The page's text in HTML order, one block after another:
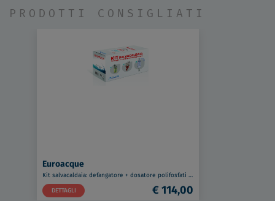
PRODOTTI CONSIGLIATI
Euroacque
Kit salvacaldaia: defangatore + dosatore polifosfati + neutralizzatore condensa codice prod: KITSALV1
DETTAGLI
€ 114,00